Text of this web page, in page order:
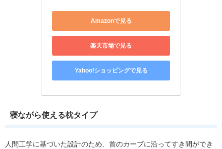
Amazonで見る
楽天市場で見る
Yahoo!ショッピングで見る
寝ながら使える枕タイプ
人間工学に基づいた設計のため、首のカーブに沿ってすき間ができ